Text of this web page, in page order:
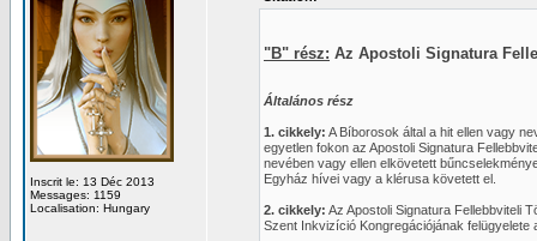
Inscrit le: 13 Déc 2013
Messages: 1159
Localisation: Hungary
"B" rész: Az Apostoli Signatura
Általános rész
1. cikkely: A Bíborosok által a hit ellen vagy
egyetlen fokon az Apostoli Signatura
nevében vagy ellen elkövetett
Egyház hívei vagy a klérusa követett el.
2. cikkely: Az Apostoli Signatura Fellebbviteli
Szent Inkvizíció Kongregációjának felügyelete